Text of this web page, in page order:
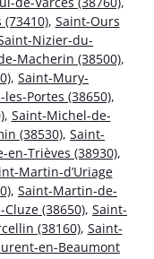
, Saint-Ours
Nizier-du-
Macherin (38500),
, Saint-Mury-
Portes (38650),
, Saint-Michel-de-
(38530), Saint-
en-Trièves (38930),
Martin-d’Uriage
, Saint-Martin-de-
(38650), Saint-
(38160), Saint-
en-Beaumont